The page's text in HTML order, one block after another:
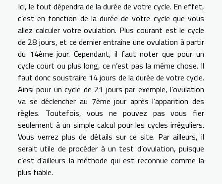
Ici, le tout dépendra de la durée de votre cycle. En effet,
c’est en fonction de la durée de votre cycle que vous
allez calculer votre ovulation. Plus courant est le cycle
de 28 jours, et ce dernier entraîne une ovulation à partir
du 14ème jour. Cependant, il faut noter que pour un
cycle court ou plus long, ce n’est pas la même chose. Il
faut donc soustraire 14 jours de la durée de votre cycle.
Ainsi pour un cycle de 21 jours par exemple, l’ovulation
va se déclencher au 7ème jour après l’apparition des
règles. Toutefois, vous ne pouvez pas vous fier
seulement à un simple calcul pour les cycles irréguliers.
Vous verrez plus de détails surce site. Par ailleurs, il
serait utile de procéder à un test d’ovulation, puisque
c’est d’ailleurs la méthode qui est reconnue comme la
plus fiable.